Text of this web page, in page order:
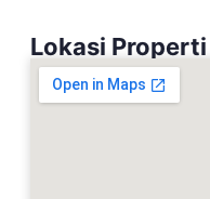
Lokasi Properti